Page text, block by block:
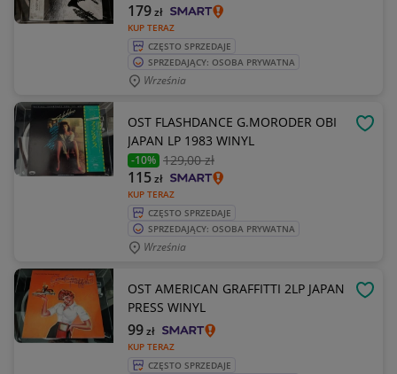
KUP TERAZ
179zł
CZĘSTO SPRZEDAJE
SPRZEDAJĄCY: OSOBA PRYWATNA
Września
OST FLASHDANCE G.MORODER OBI
JAPAN LP 1983 WINYL
-10% 129,00 zł
KUP TERAZ
115zł
CZĘSTO SPRZEDAJE
SPRZEDAJĄCY: OSOBA PRYWATNA
Września
OST AMERICAN GRAFFITTI 2LP JAPAN
PRESS WINYL
KUP TERAZ
99zł
CZĘSTO SPRZEDAJE